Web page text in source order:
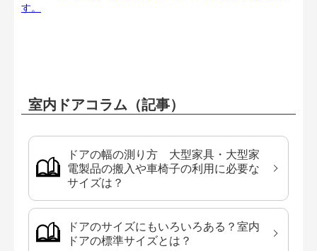
す。
室内ドアコラム（記事）
ドアの幅の測り方 大型家具・大型家
電製品の搬入や車椅子の利用に必要な
サイズは？
ドアのサイズにもいろいろある？室内
ドアの標準サイズとは？